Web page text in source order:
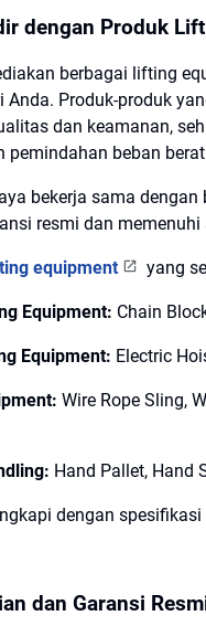
dengan Produk
berbagai lifting
Anda. Produk-produk
dan keamanan,
pemindahan beban
bekerja sama
resmi dan
equipment yang
Equipment: Chain
Equipment: Electric
Wire Rope Sling,
Hand Pallet, Hand
dengan
dan Garansi